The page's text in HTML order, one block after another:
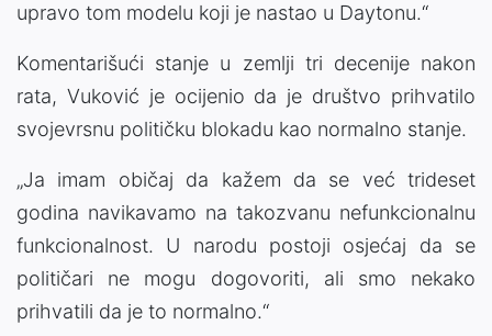
upravo tom modelu koji je nastao u Daytonu.“
Komentarišući stanje u zemlji tri decenije nakon
rata, Vuković je ocijenio da je društvo prihvatilo
svojevrsnu političku blokadu kao normalno stanje.
„Ja imam običaj da kažem da se već trideset
godina navikavamo na takozvanu nefunkcionalnu
funkcionalnost. U narodu postoji osjećaj da se
političari ne mogu dogovoriti, ali smo nekako
prihvatili da je to normalno.“